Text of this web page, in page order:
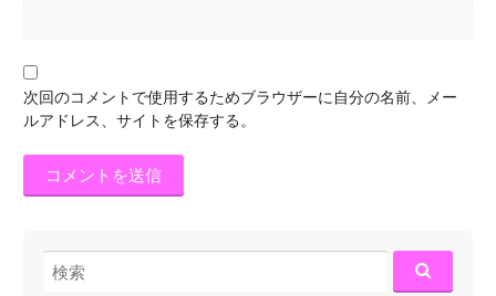
次回のコメントで使用するためブラウザーに自分の名前、メー
ルアドレス、サイトを保存する。
検
索: